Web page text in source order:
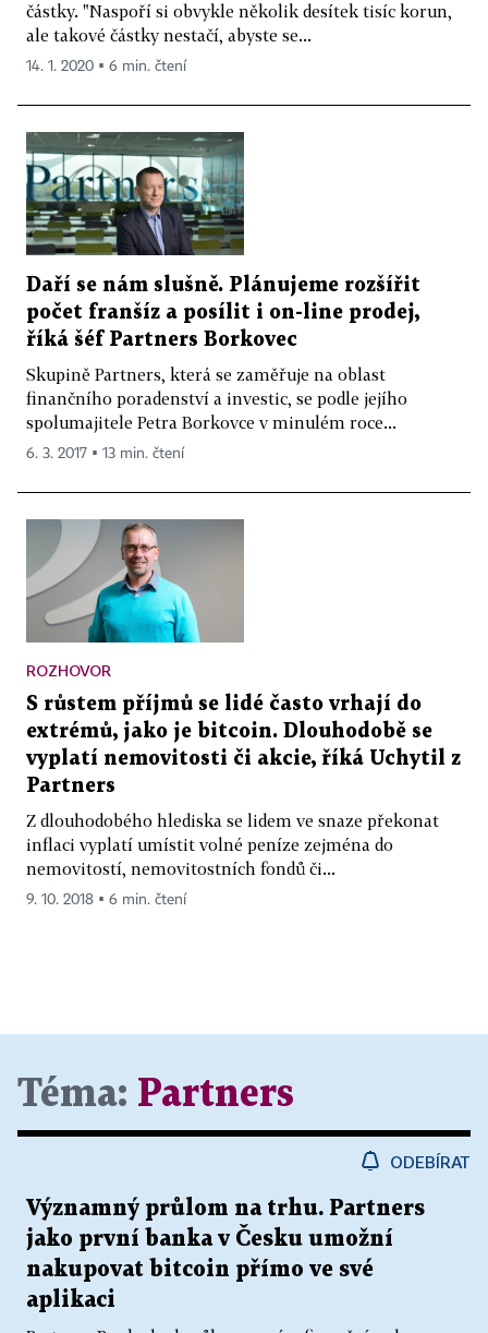
částky. "Naspoří si obvykle několik desítek tisíc korun,
ale takové částky nestačí, abyste se...
14. 1. 2020 ▪ 6 min. čtení
Daří se nám slušně. Plánujeme rozšířit
počet franšíz a posílit i on-line prodej,
říká šéf Partners Borkovec
Skupině Partners, která se zaměřuje na oblast
finančního poradenství a investic, se podle jejího
spolumajitele Petra Borkovce v minulém roce...
6. 3. 2017 ▪ 13 min. čtení
ROZHOVOR
S růstem příjmů se lidé často vrhají do
extrémů, jako je bitcoin. Dlouhodobě se
vyplatí nemovitosti či akcie, říká Uchytil z
Partners
Z dlouhodobého hlediska se lidem ve snaze překonat
inflaci vyplatí umístit volné peníze zejména do
nemovitostí, nemovitostních fondů či...
9. 10. 2018 ▪ 6 min. čtení
Téma: Partners
ODEBÍRAT
Významný průlom na trhu. Partners
jako první banka v Česku umožní
nakupovat bitcoin přímo ve své
aplikaci